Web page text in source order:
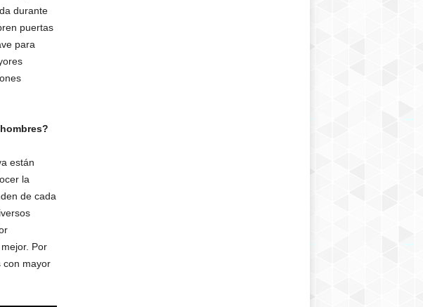
durante
puertas
para
están
la
de cada
Por
con mayor